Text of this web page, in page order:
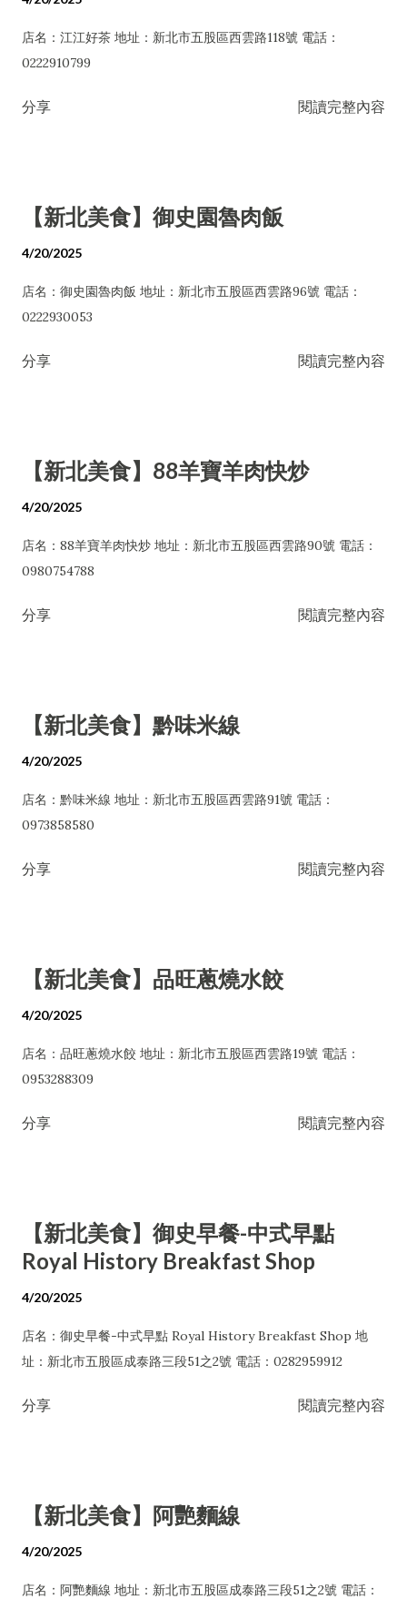
店名：江江好茶 地址：新北市五股區西雲路118號 電話：
0222910799
分享 閱讀完整內容
【新北美食】御史園魯肉飯
4/20/2025
店名：御史園魯肉飯 地址：新北市五股區西雲路96號 電話：
0222930053
分享 閱讀完整內容
【新北美食】88羊寶羊肉快炒
4/20/2025
店名：88羊寶羊肉快炒 地址：新北市五股區西雲路90號 電話：
0980754788
分享 閱讀完整內容
【新北美食】黔味米線
4/20/2025
店名：黔味米線 地址：新北市五股區西雲路91號 電話：
0973858580
分享 閱讀完整內容
【新北美食】品旺蔥燒水餃
4/20/2025
店名：品旺蔥燒水餃 地址：新北市五股區西雲路19號 電話：
0953288309
分享 閱讀完整內容
【新北美食】御史早餐-中式早點
Royal History Breakfast Shop
4/20/2025
店名：御史早餐-中式早點 Royal History Breakfast Shop 地
址：新北市五股區成泰路三段51之2號 電話：0282959912
分享 閱讀完整內容
【新北美食】阿艷麵線
4/20/2025
店名：阿艷麵線 地址：新北市五股區成泰路三段51之2號 電話：